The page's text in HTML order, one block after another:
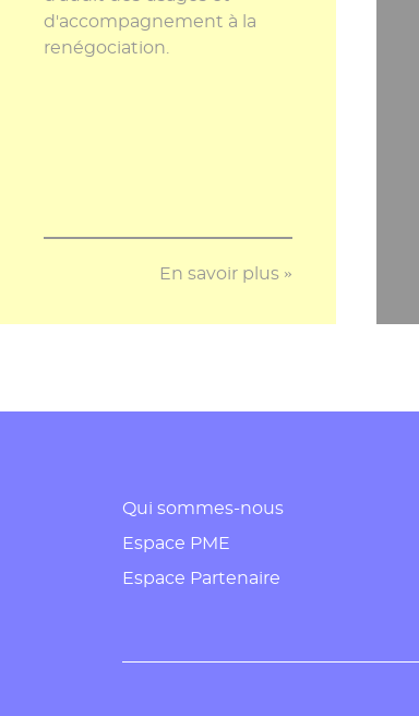
d'accompagnement à la
renégociation.
En savoir plus »
Qui sommes-nous
Espace PME
Espace Partenaire